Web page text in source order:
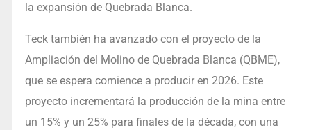
la expansión de Quebrada Blanca.
Teck también ha avanzado con el proyecto de la
Ampliación del Molino de Quebrada Blanca (QBME),
que se espera comience a producir en 2026. Este
proyecto incrementará la producción de la mina entre
un 15% y un 25% para finales de la década, con una